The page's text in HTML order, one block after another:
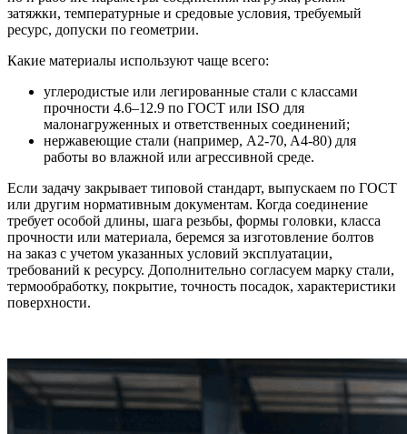
затяжки, температурные и средовые условия, требуемый
ресурс, допуски по геометрии.
Какие материалы используют чаще всего:
углеродистые или легированные стали с классами
прочности 4.6–12.9 по ГОСТ или ISO для
малонагруженных и ответственных соединений;
нержавеющие стали (например, A2‑70, A4‑80) для
работы во влажной или агрессивной среде.
Если задачу закрывает типовой стандарт, выпускаем по ГОСТ
или другим нормативным документам. Когда соединение
требует особой длины, шага резьбы, формы головки, класса
прочности или материала, беремся за изготовление болтов
на заказ с учетом указанных условий эксплуатации,
требований к ресурсу. Дополнительно согласуем марку стали,
термообработку, покрытие, точность посадок, характеристики
поверхности.